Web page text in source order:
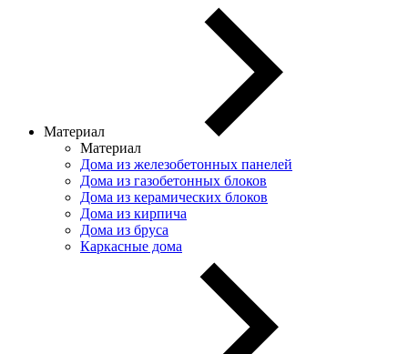
Материал
Материал
Дома из железобетонных панелей
Дома из газобетонных блоков
Дома из керамических блоков
Дома из кирпича
Дома из бруса
Каркасные дома